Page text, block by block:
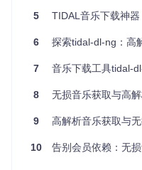
👉如何用账号登录并完成
录界面，输入你的TIDAL
你可以根据自己的需求进
了。
功能场景应用
有着极高的追求。tidal-dl-
5 TIDAL音乐下载神
6 探索tidal-dl-ng：高解析度
7 音乐下载工具tidal-dl-
8 无损音乐获取与高解
9 高解析音乐获取与无损
10 告别会员依赖：无